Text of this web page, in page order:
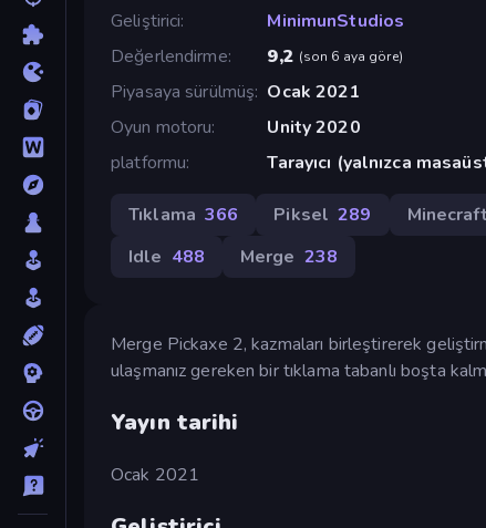
Geliştirici
MinimunStudios
Değerlendirme
9,2 (son 6 aya göre)
Piyasaya sürülmüş Ocak 2021
Oyun motoru
Unity 2020
platformu
Tarayıcı (yalnızca
Tıklama 366 Piksel 289 Minecraft
Idle 488 Merge 238
Merge Pickaxe 2, kazmaları birleştirerek
ulaşmanız gereken bir tıklama tabanlı boşta
Yayın tarihi
Ocak 2021